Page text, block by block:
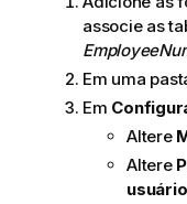
associe as
Em uma
Em
Altere
Altere